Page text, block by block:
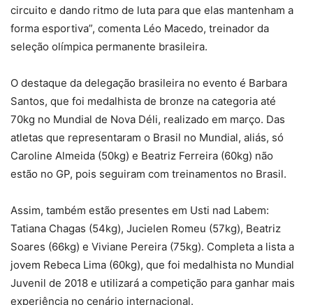
circuito e dando ritmo de luta para que elas mantenham a
forma esportiva”, comenta Léo Macedo, treinador da
seleção olímpica permanente brasileira.
O destaque da delegação brasileira no evento é Barbara
Santos, que foi medalhista de bronze na categoria até
70kg no Mundial de Nova Déli, realizado em março. Das
atletas que representaram o Brasil no Mundial, aliás, só
Caroline Almeida (50kg) e Beatriz Ferreira (60kg) não
estão no GP, pois seguiram com treinamentos no Brasil.
Assim, também estão presentes em Usti nad Labem:
Tatiana Chagas (54kg), Jucielen Romeu (57kg), Beatriz
Soares (66kg) e Viviane Pereira (75kg). Completa a lista a
jovem Rebeca Lima (60kg), que foi medalhista no Mundial
Juvenil de 2018 e utilizará a competição para ganhar mais
experiência no cenário internacional.